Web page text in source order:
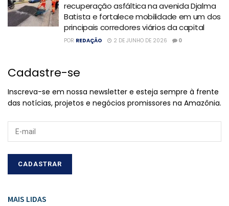
recuperação asfáltica na avenida Djalma
Batista e fortalece mobilidade em um dos
principais corredores viários da capital
POR REDAÇÃO 2 DE JUNHO DE 2026 0
Cadastre-se
Inscreva-se em nossa newsletter e esteja sempre à frente
das notícias, projetos e negócios promissores na Amazônia.
MAIS LIDAS